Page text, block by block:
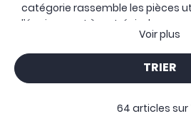
catégorie rassemble les pièces
l’équipement à un trépied, une
de tournage ou un autre
Plateaux, pinces, bras articulés et
permettent de placer chaque
ensemble stable et accessible.
Voir plus
TRIER
64 articles sur